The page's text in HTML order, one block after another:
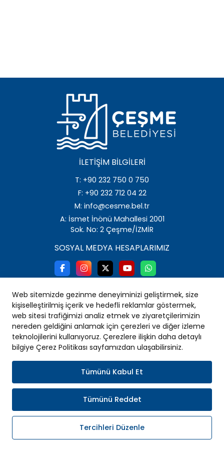
Web sitemizde gezinme deneyiminizi geliştirmek, size
kişiselleştirilmiş içerik ve hedefli reklamlar göstermek,
web sitesi trafiğimizi analiz etmek ve ziyaretçilerimizin
nereden geldiğini anlamak için çerezleri ve diğer izleme
teknolojilerini kullanıyoruz. Çerezlere ilişkin daha detaylı
bilgiye Çerez Politikası sayfamızdan ulaşabilirsiniz.
Tümünü Kabul Et
Tümünü Reddet
Tercihleri Düzenle
İLETIŞIM BILGILERI
T: +90 232 750 0 750
F: +90 232 712 04 22
M: info@cesme.bel.tr
A: İsmet İnönü Mahallesi 2001
Sok. No: 2 Çeşme/İZMİR
SOSYAL MEDYA HESAPLARIMIZ
Copyright © 2025 Tüm Hakları Saklıdır.
Gizlilik Politikası Açık Rıza Beyanı